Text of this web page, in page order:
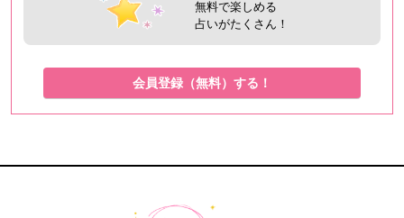
無料で楽しめる
占いがたくさん！
会員登録（無料）する！